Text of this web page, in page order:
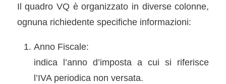
Il quadro VQ è organizzato in diverse colonne,
ognuna richiedente specifiche informazioni:
Anno Fiscale:
indica l’anno d’imposta a cui si riferisce
l’IVA periodica non versata.